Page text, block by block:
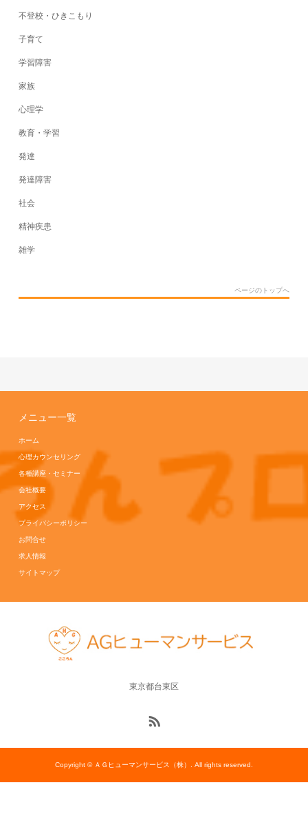
不登校・ひきこもり
子育て
学習障害
家族
心理学
教育・学習
発達
発達障害
社会
精神疾患
雑学
ページのトップへ
メニュー一覧
ホーム
心理カウンセリング
各種講座・セミナー
会社概要
アクセス
プライバシーポリシー
お問合せ
求人情報
サイトマップ
東京都台東区
Copyright © ＡＧヒューマンサービス（株）. All rights reserved.